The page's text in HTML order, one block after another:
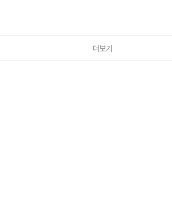
1월 23일딥테크특화형딥테크 5대 분야 도약기 창업기
더보기